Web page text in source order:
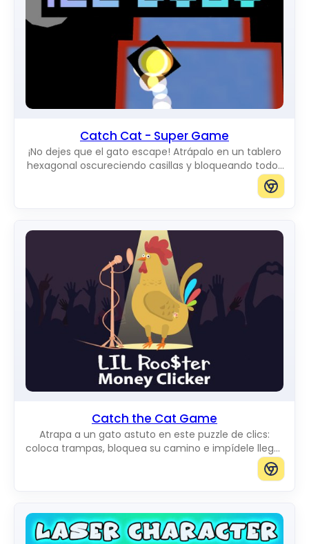
Catch Cat - Super Game
¡No dejes que el gato escape! Atrápalo en un tablero
hexagonal oscureciendo casillas y bloqueando todos
Catch the Cat Game
Atrapa a un gato astuto en este puzzle de clics:
coloca trampas, bloquea su camino e impídele llegar